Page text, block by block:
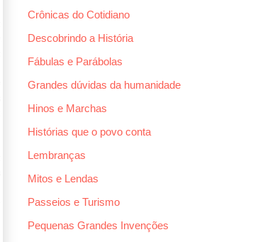
Crônicas do Cotidiano
Descobrindo a História
Fábulas e Parábolas
Grandes dúvidas da humanidade
Hinos e Marchas
Histórias que o povo conta
Lembranças
Mitos e Lendas
Passeios e Turismo
Pequenas Grandes Invenções